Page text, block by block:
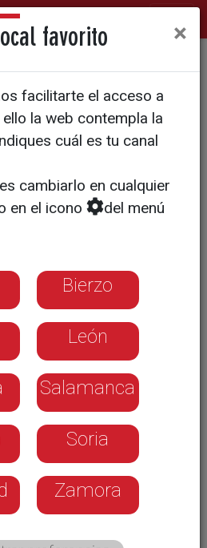
completa la
vizcaíno procede
el primer
soriano
favorito ×
facilitarte el acceso a
la web contempla la
cuál es tu canal
cambiarlo en cualquier
en el icono
del menú
Bierzo
León
Salamanca
Soria
Zamora